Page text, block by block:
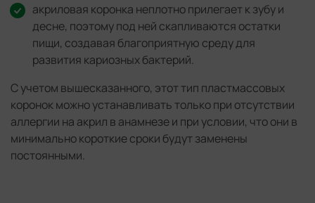
акриловая коронка неплотно прилегает к зубу и
десне, поэтому под ней скапливаются остатки
пищи, создавая благоприятную среду для
развития кариозных бактерий.
С учетом вышесказанного, этот тип пластмассовых
коронок можно устанавливать только при отсутствии
аллергии на акрил в анамнезе и при условии, что они в
минимально короткие сроки будут заменены
постоянными.